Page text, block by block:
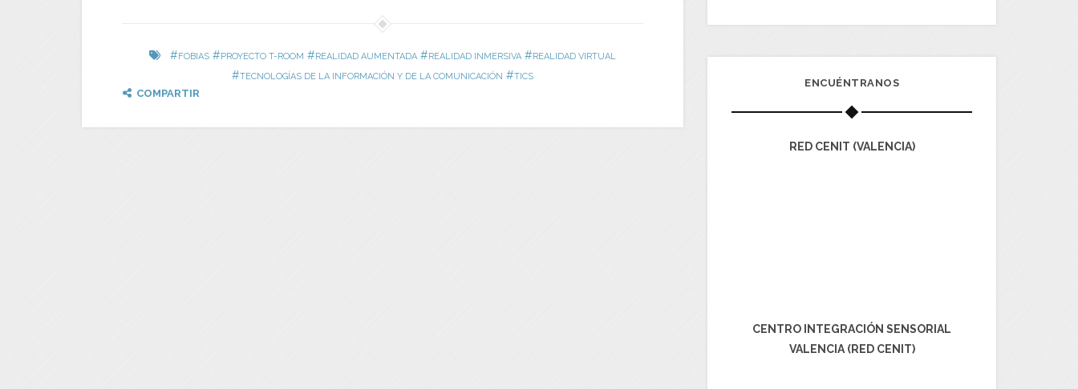
#FOBIAS #PROYECTO T-ROOM #REALIDAD AUMENTADA #REALIDAD INMERSIVA #REALIDAD VIRTUAL
#TECNOLOGÍAS DE LA INFORMACIÓN Y DE LA COMUNICACIÓN #TICS
COMPARTIR
ENCUÉNTRANOS
RED CENIT (VALENCIA)
CENTRO INTEGRACIÓN SENSORIAL
VALENCIA (RED CENIT)